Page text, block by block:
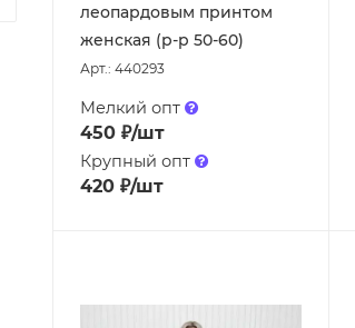
леопардовым принтом
женская (р-р 50-60)
Арт.: 440293
Мелкий опт
450 ₽/шт
Крупный опт
420 ₽/шт